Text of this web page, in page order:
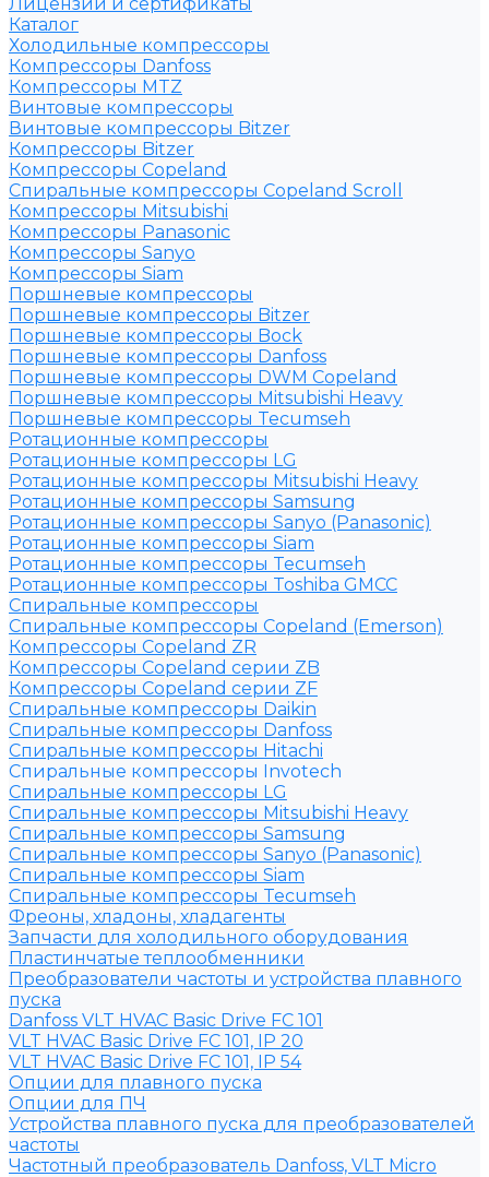
Каталог
Холодильные компрессоры
Компрессоры Danfoss
Компрессоры MTZ
Винтовые компрессоры
Винтовые компрессоры Bitzer
Компрессоры Bitzer
Компрессоры Copeland
Спиральные компрессоры Copeland Scroll
Компрессоры Mitsubishi
Компрессоры Panasonic
Компрессоры Sanyo
Компрессоры Siam
Поршневые компрессоры
Поршневые компрессоры Bitzer
Поршневые компрессоры Bock
Поршневые компрессоры Danfoss
Поршневые компрессоры DWM Copeland
Поршневые компрессоры Mitsubishi Heavy
Поршневые компрессоры Tecumseh
Ротационные компрессоры
Ротационные компрессоры LG
Ротационные компрессоры Mitsubishi Heavy
Ротационные компрессоры Samsung
Ротационные компрессоры Sanyo (Panasonic)
Ротационные компрессоры Siam
Ротационные компрессоры Tecumseh
Ротационные компрессоры Toshiba GMCC
Спиральные компрессоры
Спиральные компрессоры Copeland (Emerson)
Компрессоры Copeland ZR
Компрессоры Copeland серии ZB
Компрессоры Copeland серии ZF
Спиральные компрессоры Daikin
Спиральные компрессоры Danfoss
Спиральные компрессоры Hitachi
Спиральные компрессоры Invotech
Спиральные компрессоры LG
Спиральные компрессоры Mitsubishi Heavy
Спиральные компрессоры Samsung
Спиральные компрессоры Sanyo (Panasonic)
Спиральные компрессоры Siam
Спиральные компрессоры Tecumseh
Фреоны, хладоны, хладагенты
Запчасти для холодильного оборудования
Пластинчатые теплообменники
Преобразователи частоты и устройства плавного
пуска
Danfoss VLT HVAC Basic Drive FC 101
VLT HVAC Basic Drive FC 101, IP 20
VLT HVAC Basic Drive FC 101, IP 54
Опции для плавного пуска
Опции для ПЧ
Устройства плавного пуска для преобразователей
частоты
Частотный преобразователь Danfoss, VLT Micro